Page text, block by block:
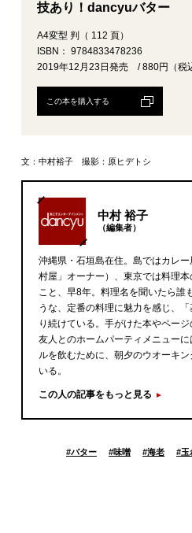
技あり！dancyuバター
A4変型 判（ 112 頁）
ISBN： 9784833478236
2019年12月23日発売 / 880円（税
この本を購入する
文：中村裕子 撮影：原ヒデトシ
中村 裕子
（編集者）
沖縄県・石垣島在住。島ではカレ
村屋」オーナー）、東京では料理
こと、早8年。料理名を聞いたら誰
うな、定番の料理に魅力を感じ、
り続けている。手がけた本やページ
友人とのホームパーティメニュー
ルを飲むために、朝夕のウオーキ
いる。
この人の記事をもっと見る
#バター #味噌 #海老 #玉